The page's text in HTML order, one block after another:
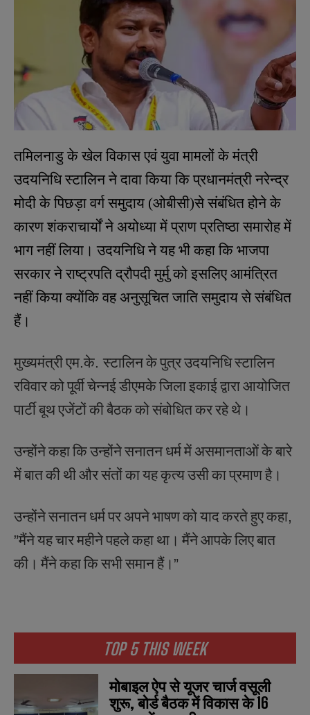
TOP 5 THIS WEEK
मोबाइल ऐप से यूजर चार्ज वसूली
शुरू, बोर्ड बैठक में विकास के 16
तमिलनाडु के खेल विकास एवं युवा मामलों के मंत्री
उदयनिधि स्टालिन ने दावा किया कि प्रधानमंत्री नरेन्द्र
मोदी के पिछड़ा वर्ग समुदाय (ओबीसी)से संबंधित होने के
कारण शंकराचार्यों ने अयोध्या में प्राण प्रतिष्ठा समारोह में
भाग नहीं लिया। उदयनिधि ने यह भी कहा कि भाजपा
सरकार ने राष्ट्रपति द्रौपदी मुर्मु को इसलिए आमंत्रित
नहीं किया क्योंकि वह अनुसूचित जाति समुदाय से संबंधित
हैं।
मुख्यमंत्रीएम.के. स्टालिनकेपुत्रउदयनिधिस्टालिन
रविवारकोपूर्वीचेन्नईडीएमकेजिलाइकाईद्वाराआयोजित
पार्टीबूथएजेंटोंकीबैठककोसंबोधितकररहे थे।
उन्होंनेकहाकिउन्होंनेसनातन धर्ममें असमानताओंकेबारे
मेंबातकी थीऔरसंतोंकायहकृत्यउसीकाप्रमाणहै।
उन्होंनेसनातन धर्मपर अपनेभाषणकोयादकरतेहुएकहा,
”मैंनेयहचारमहीनेपहलेकहा था। मैंनेआपकेलिएबात
की। मैंनेकहाकिसभीसमानहैं। ”